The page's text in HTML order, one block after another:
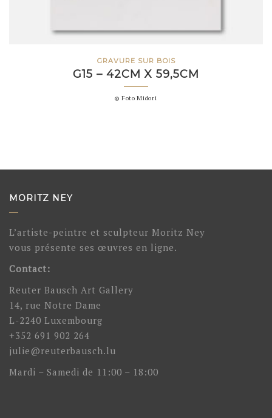
GRAVURE SUR BOIS
G15 – 42CM X 59,5CM
© Foto Midori
MORITZ NEY
L’artiste-peintre et sculpteur Moritz Ney
vous présente ses œuvres en ligne.
Contact:
Reuter Bausch Art Gallery
14, rue Notre Dame
L-2240 Luxembourg
+352 691 902 264
julie@reuterbausch.lu
Mardi – Samedi de 11:00 – 18:00